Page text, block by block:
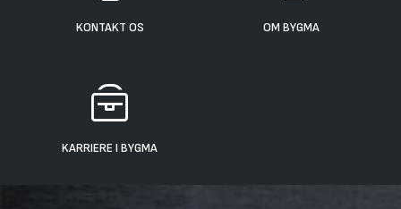
KONTAKT OS OM BYGMA
KARRIERE I BYGMA